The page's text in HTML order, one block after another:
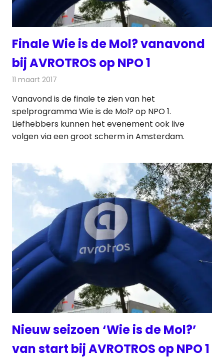
Finale Wie is de Mol? vanavond
bij AVROTROS op NPO 1
11 maart 2017
Vanavond is de finale te zien van het
spelprogramma Wie is de Mol? op NPO 1.
Liefhebbers kunnen het evenement ook live
volgen via een groot scherm in Amsterdam.
Nieuw seizoen ‘Wie is de Mol?’
van start bij AVROTROS op NPO 1